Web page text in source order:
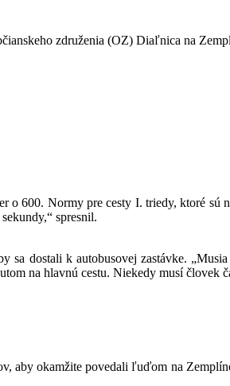
združenia (OZ) Diaľnica na
600. Normy pre cesty I. triedy, ktoré
spresnil.
dostali k autobusovej zastávke.
na hlavnú cestu. Niekedy musí človek
aby okamžite povedali ľuďom na